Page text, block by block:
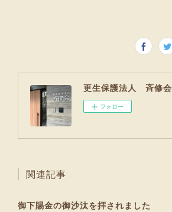
更生保護法人 斉修会
フォロー
関連記事
御下賜金の御沙汰を拝されました